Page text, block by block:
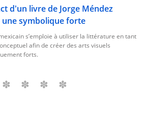
d'un livre de Jorge Méndez
une symbolique forte
s’emploie à utiliser la littérature en tant
afin de créer des arts visuels
forts.